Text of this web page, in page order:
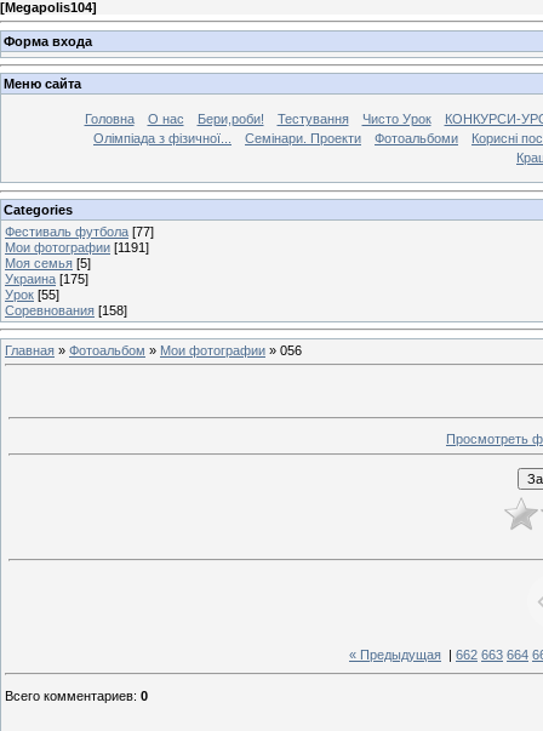
[Megapolis104]
Форма входа
Меню сайта
Головна О нас Бери,роби! Тестування Чисто Урок
КОНКУРСИ-
Олімпіада з фізичної...
Семінари. Проекти Фотоальбоми
Корисні
Categories
Фестиваль футбола [77]
Мои фотографии [1191]
Моя семья [5]
Украина [175]
Урок [55]
Соревнования [158]
Главная » Фотоальбом » Мои фотографии » 056
Просмотреть
« Предыдущая 662 663 664
Всего комментариев: 0